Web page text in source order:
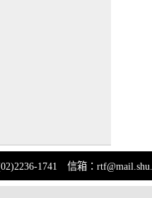
1741 信箱：